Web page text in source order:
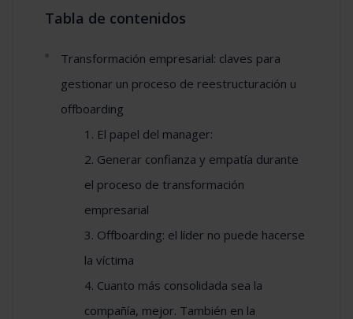
Tabla de contenidos
Transformación empresarial: claves para
gestionar un proceso de reestructuración u
offboarding
1. El papel del manager:
2. Generar confianza y empatía durante
el proceso de transformación
empresarial
3. Offboarding: el líder no puede hacerse
la víctima
4. Cuanto más consolidada sea la
compañía, mejor. También en la